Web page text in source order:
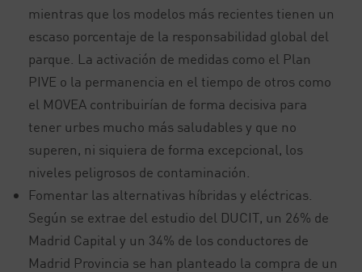
mientras que los modelos más recientes tienen un
escaso porcentaje de la responsabilidad global del
parque. La activación de medidas como el Plan
PIVE o la permanencia en el tiempo de otros como
el MOVEA contribuirían de forma decisiva para
tener urbes mucho más saludables y que no
superen, ni siquiera de forma excepcional, los
niveles peligrosos de contaminación.
Fomentar las alternativas híbridas y eléctricas.
Según se extrae del estudio del DUCIT, un 26% de
Madrid Capital y un 34% de los conductores de
Madrid Provincia se han planteado la compra de un